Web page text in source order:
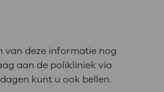
van deze informatie nog
aan de polikliniek via
kunt u ook bellen.